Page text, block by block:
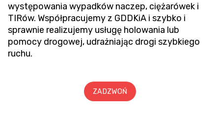
występowania wypadków naczep, ciężarówek i
TIRów. Współpracujemy z GDDKiA i szybko i
sprawnie realizujemy usługę holowania lub
pomocy drogowej, udrażniając drogi szybkiego
ruchu.
ZADZWOŃ